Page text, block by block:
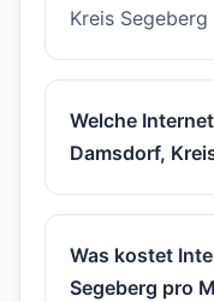
Kreis Segeberg
Welche
Damsdorf,
Was kostet
Segeberg pro